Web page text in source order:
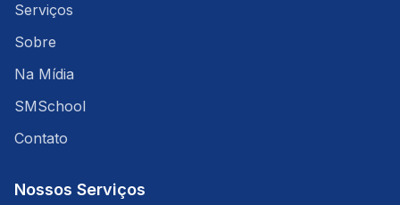
Serviços
Sobre
Na Mídia
SMSchool
Contato
Nossos Serviços